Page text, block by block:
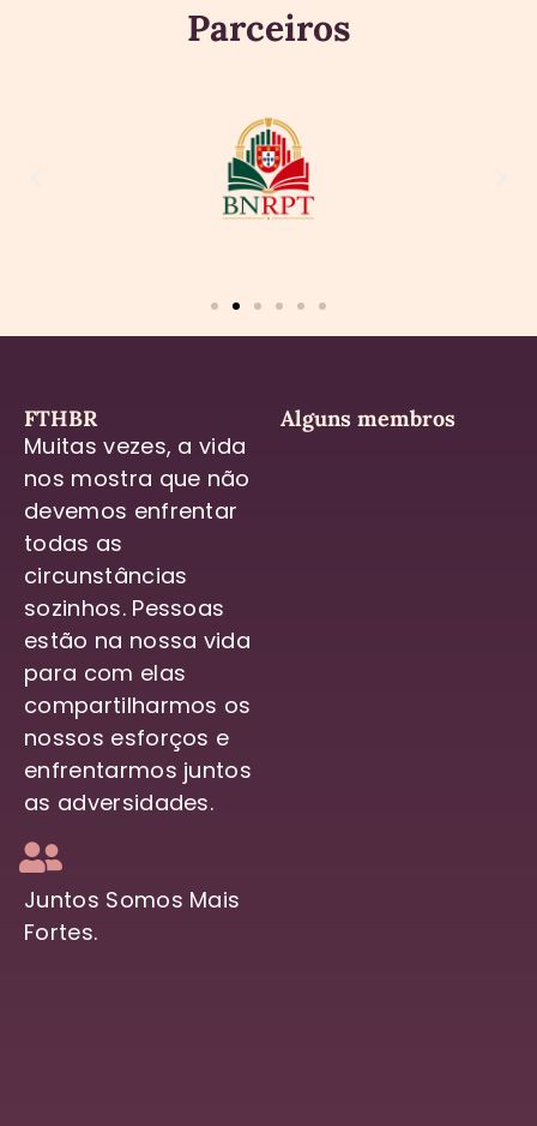
Parceiros
FTHBR
Muitas vezes, a vida
nos mostra que não
devemos enfrentar
todas as
circunstâncias
sozinhos. Pessoas
estão na nossa vida
para com elas
compartilharmos os
nossos esforços e
enfrentarmos juntos
as adversidades.
Juntos Somos Mais
Fortes.
Alguns membros